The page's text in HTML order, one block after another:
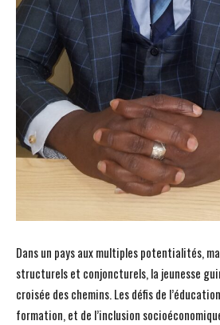
Dans un pays aux multiples potentialités,
structurels et conjoncturels, la jeunesse
croisée des chemins. Les défis de
formation, et de l’inclusion